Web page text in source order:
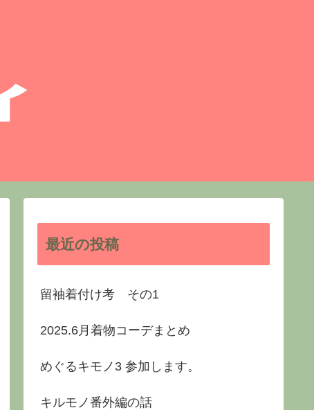
最近の投稿
留袖着付け考 その1
2025.6月着物コーデまとめ
めぐるキモノ3 参加します。
キルモノ番外編の話